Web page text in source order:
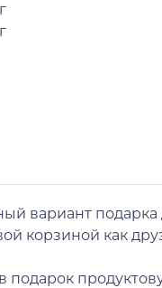
вариант
корзиной как